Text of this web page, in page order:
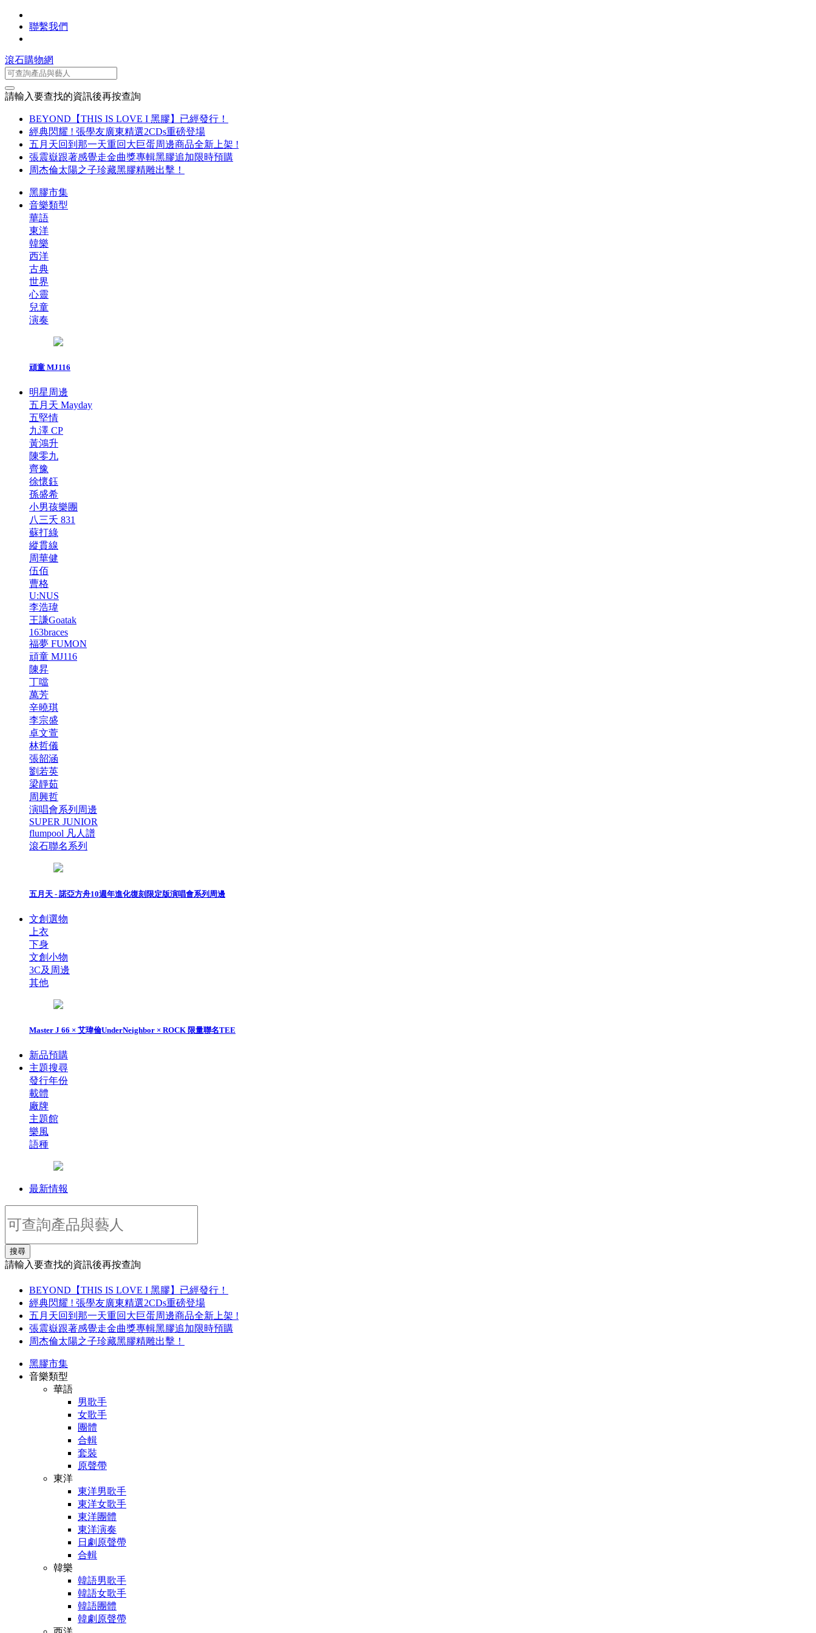
聯繫我們
滾石購物網
請輸入要查找的資訊後再按查詢
BEYOND【THIS IS LOVE I 黑膠】已經發行！
經典閃耀 ! 張學友廣東精選2CDs重磅登場
五月天回到那一天重回大巨蛋周邊商品全新上架 !
張震嶽跟著感覺走金曲獎專輯黑膠追加限時預購
周杰倫太陽之子珍藏黑膠精雕出擊！
黑膠市集
音樂類型
華語
東洋
韓樂
西洋
古典
世界
心靈
兒童
演奏
頑童 MJ116
明星周邊
五月天 Mayday
五堅情
九澤 CP
黃鴻升
陳零九
齊豫
徐懷鈺
孫盛希
小男孩樂團
八三夭 831
蘇打綠
縱貫線
周華健
伍佰
曹格
U:NUS
李浩瑋
王謙Goatak
163braces
福夢 FUMON
頑童 MJ116
陳昇
丁噹
萬芳
辛曉琪
李宗盛
卓文萱
林哲儀
張韶涵
劉若英
梁靜茹
周興哲
演唱會系列周邊
SUPER JUNIOR
flumpool 凡人譜
滾石聯名系列
五月天 - 諾亞方舟10週年進化復刻限定版演唱會系列周邊
文創選物
上衣
下身
文創小物
3C及周邊
其他
Master J 66 × 艾瑋倫UnderNeighbor × ROCK 限量聯名TEE
新品預購
主題搜尋
發行年份
載體
廠牌
主題館
樂風
語種
最新情報
搜尋
請輸入要查找的資訊後再按查詢
BEYOND【THIS IS LOVE I 黑膠】已經發行！
經典閃耀 ! 張學友廣東精選2CDs重磅登場
五月天回到那一天重回大巨蛋周邊商品全新上架 !
張震嶽跟著感覺走金曲獎專輯黑膠追加限時預購
周杰倫太陽之子珍藏黑膠精雕出擊！
黑膠市集
音樂類型
華語
男歌手
女歌手
團體
合輯
套裝
原聲帶
東洋
東洋男歌手
東洋女歌手
東洋團體
東洋演奏
日劇原聲帶
合輯
韓樂
韓語男歌手
韓語女歌手
韓語團體
韓劇原聲帶